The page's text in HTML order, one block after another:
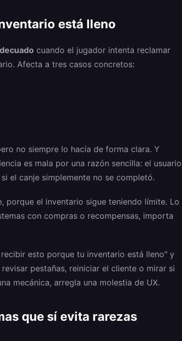
está lleno
cuando el jugador intenta reclamar
Afecta a tres casos concretos:
no siempre lo hacía de forma clara. Y
es mala por una razón sencilla: el usuario
el canje simplemente no se completó.
porque el inventario sigue teniendo límite. Lo
con compras o recompensas, importa
esto porque tu inventario está lleno" y
pestañas, reiniciar el cliente o mirar si
mecánica, arregla una molestia de UX.
que sí evita rarezas